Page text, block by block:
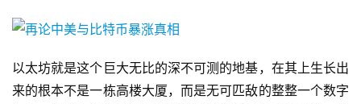
以太坊就是这个巨大无比的深不可测的地基，在其上生长出
来的根本不是一栋高楼大厦，而是无可匹敌的整整一个数字